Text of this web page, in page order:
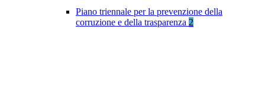
Piano triennale per la prevenzione della
corruzione e della trasparenza 2